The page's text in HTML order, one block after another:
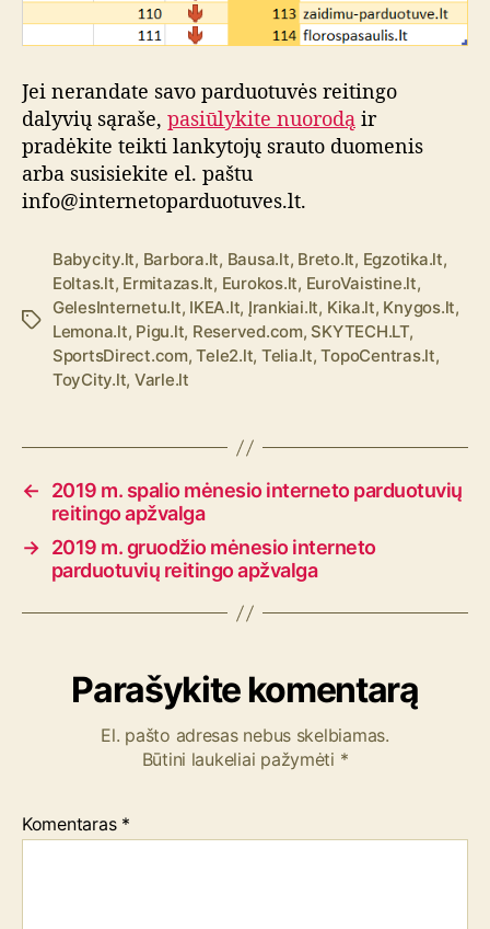
Jei nerandate savo parduotuvės reitingo
dalyvių sąraše, pasiūlykite nuorodą ir
pradėkite teikti lankytojų srauto duomenis
arba susisiekite el. paštu
info@internetoparduotuves.lt.
Ž
Babycity.lt, Barbora.lt, Bausa.lt, Breto.lt, Egzotika.lt,
Eoltas.lt, Ermitazas.lt, Eurokos.lt, EuroVaistine.lt,
GelesInternetu.lt, IKEA.lt, Įrankiai.lt, Kika.lt, Knygos.lt,
Lemona.lt, Pigu.lt, Reserved.com, SKYTECH.LT,
SportsDirect.com,Tele2.lt, Telia.lt,TopoCentras.lt,
ToyCity.lt, Varle.lt
←
2019 m. spalio mėnesio interneto parduotuvių
reitingo apžvalga
→ 2019 m. gruodžio mėnesio interneto
parduotuvių reitingo apžvalga
Parašykite komentarą
El. pašto adresas nebus skelbiamas.
Būtini laukeliai pažymėti *
Komentaras *